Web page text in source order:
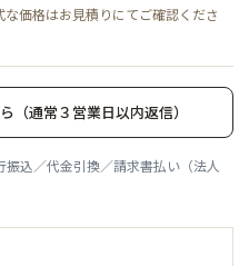
価格はお見積りにてご確認くださ
（通常３営業日以内返信）
込／代金引換／請求書払い（法人